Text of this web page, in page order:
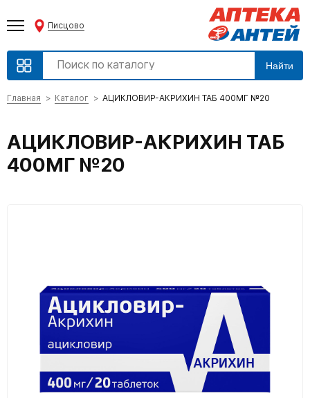
Писцово
Найти
Главная Каталог АЦИКЛОВИР-АКРИХИН ТАБ 400МГ №20
АЦИКЛОВИР-АКРИХИН ТАБ
400МГ №20